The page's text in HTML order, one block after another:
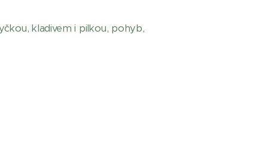
kladivem i pilkou, pohyb,